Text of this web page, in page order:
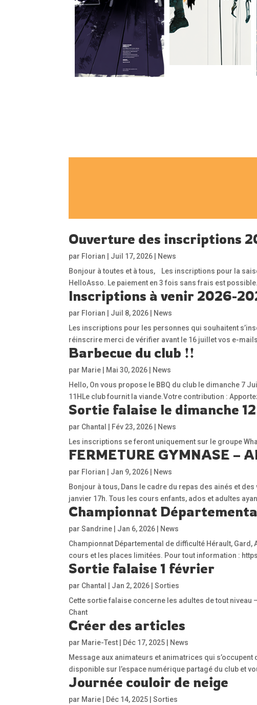
Ouverture des inscriptions
par Florian Juil 17, 2026
News
Bonjour à toutes et à tous, Les inscriptions pour la
HelloAsso. Le paiement en 3 fois sans frais est
Inscriptions à venir 2026-
par Florian Juil 8, 2026
News
Les inscriptions pour les personnes qui souhaitent
réinscrire merci de vérifier avant le 16 juillet vos e-
Barbecue du club !!
par Marie Mai 30, 2026
News
Hello, On vous propose le BBQ du club le dimanche 7
11HLe club fournit la viande.Votre contribution :
Sortie falaise le dimanche
par Chantal Fév 23, 2026
News
Les inscriptions se feront uniquement sur le groupe
FERMETURE GYMNASE –
par Florian Jan 9, 2026
News
Bonjour à tous, Dans le cadre du repas des ainés et
janvier 17h. Tous les cours enfants, ados et adultes
Championnat
parSandrine Jan 6, 2026
News
Championnat Départemental de difficulté Hérault,
cours et les places limitées. Pour tout information :
Sortie falaise 1 février
par Chantal Jan 2, 2026 |Sorties
Cette sortie falaise concerne les adultes de tout niveau
Chant
Créer des articles
par Marie-Test Déc 17, 2025
News
Message aux animateurs et animatrices qui
disponible sur l’espace numérique partagé du club et
Journée couloir de neige
par Marie Déc 14, 2025 |Sorties